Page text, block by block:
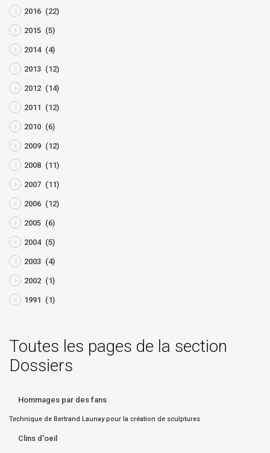
2016 (22)
2015 (5)
2014 (4)
2013 (12)
2012 (14)
2011 (12)
2010 (6)
2009 (12)
2008 (11)
2007 (11)
2006 (12)
2005 (6)
2004 (5)
2003 (4)
2002 (1)
1991 (1)
Toutes les pages de la section
Dossiers
Hommages par des fans
Technique de Bertrand Launay pour la création de sculptures
Clins d'oeil